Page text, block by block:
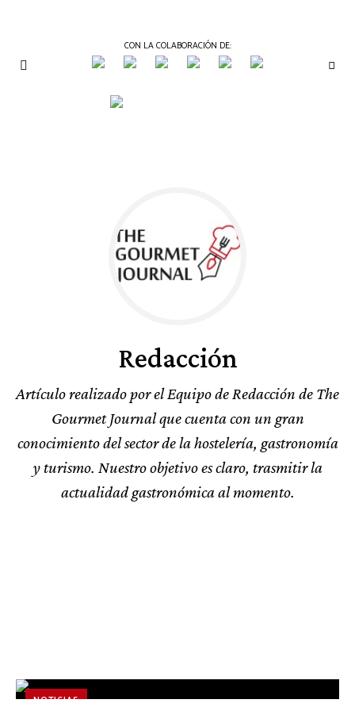
CON LA COLABORACIÓN DE:
Periódico
Redacción
Artículo realizado por el Equipo de Redacción de The
Gourmet Journal que cuenta con un gran
conocimiento del sector de la hostelería, gastronomía
y turismo. Nuestro objetivo es claro, trasmitir la
actualidad gastronómica al momento.
Cómo los envases para postres y helados
elevan la experiencia gastronómica
NOTICIAS